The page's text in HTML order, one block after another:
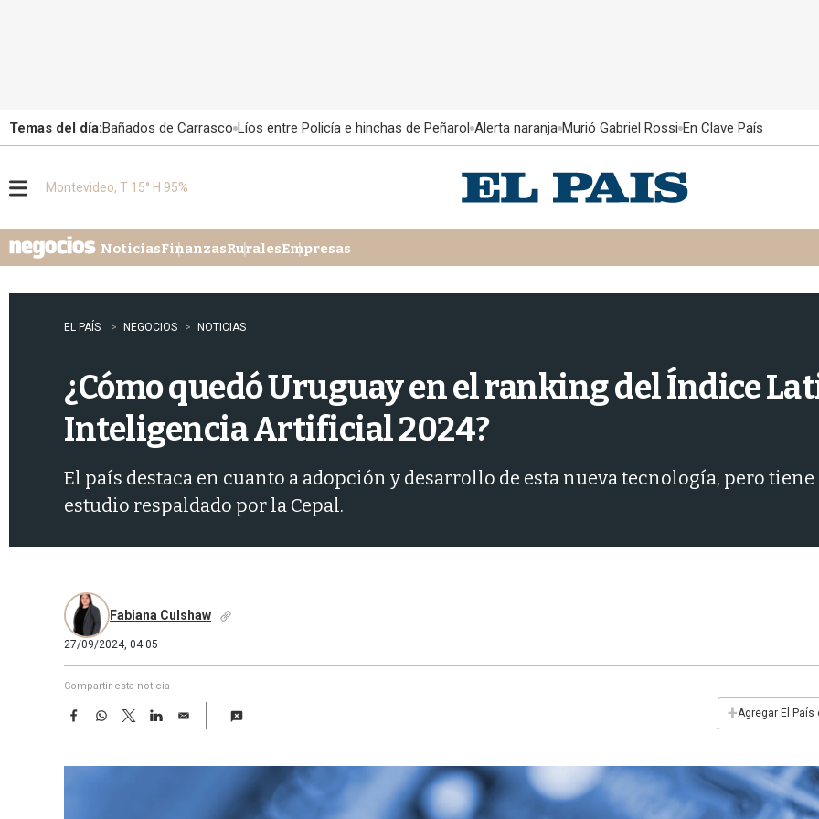
Temas del día:Bañados de Carrasco Líos entre Policía e hinchas de Peñarol Alerta naranja Murió Gabriel Rossi En Clave País
u
Montevideo, T 15° H 95%
NoticiasFinanzasRuralesEmpresas
EL PAÍS NEGOCIOS NOTICIAS
¿Cómo quedó Uruguay en el ranking del Índice
Inteligencia Artificial 2024?
El país destaca en cuanto a adopción y desarrollo de esta nueva tecnología, pero
estudio respaldado por la Cepal.
Fabiana Culshaw
27/09/2024, 04:05
Compartir esta noticia
F
e
W
t
T
w
t
L
k
E
i
+Agregar El País